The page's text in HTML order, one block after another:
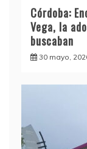
Córdoba:
Vega, la
buscaban
30 mayo,